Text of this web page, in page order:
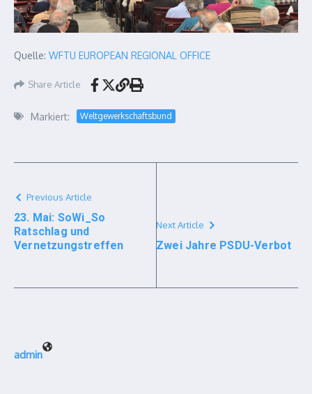
Quelle: WFTU EUROPEAN REGIONAL OFFICE
Share Article
Markiert: Weltgewerkschaftsbund
Previous Article
23. Mai: SoWi_So
Ratschlag und
Vernetzungstreffen
Next Article
Zwei Jahre PSDU-Verbot
admin